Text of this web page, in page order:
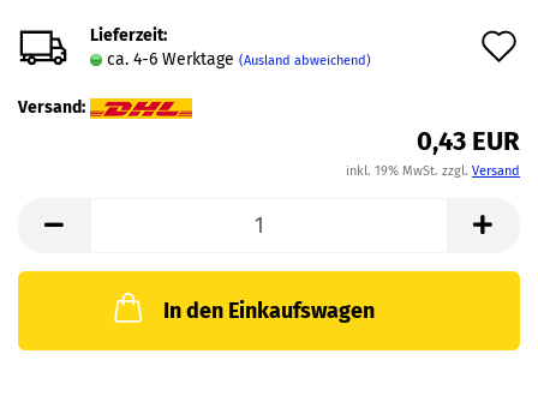
Lieferzeit:
ca. 4-6 Werktage (Ausland abweichend)
Versand:
0,43 EUR
inkl. 19% MwSt. zzgl. Versand
In den Einkaufswagen